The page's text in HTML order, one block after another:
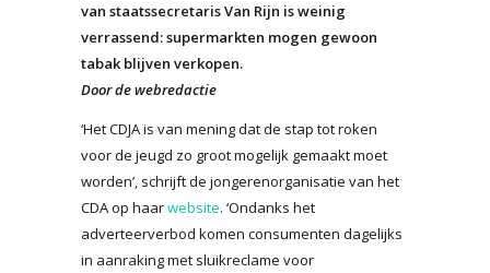
van staatssecretaris Van Rijn is weinig
verrassend: supermarkten mogen gewoon
tabak blijven verkopen.
Door de webredactie
‘Het CDJA is van mening dat de stap tot roken
voor de jeugd zo groot mogelijk gemaakt moet
worden’, schrijft de jongerenorganisatie van het
CDA op haarwebsite. ‘Ondanks het
adverteerverbod komen consumenten dagelijks
in aanraking met sluikreclame voor